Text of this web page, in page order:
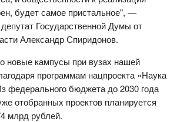
будет самое пристальное", —
Государственной Думы от
Александр Спиридонов.
новые кампусы при вузах нашей
программам нацпроекта «Наука
федерального бюджета до 2030 года
отобранных проектов планируется
млрд рублей.